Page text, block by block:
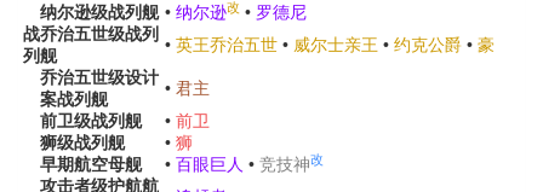
战
列
纳尔逊级战列舰 • 纳尔逊改 • 罗德尼
乔治五世级战列
舰
• 英王乔治五世 • 威尔士亲王 • 约克公爵 • 豪
乔治五世级设计
案战列舰
• 君主
前卫级战列舰 • 前卫
狮级战列舰 • 狮
早期航空母舰 • 百眼巨人 • 竞技神改
攻击者级护航航